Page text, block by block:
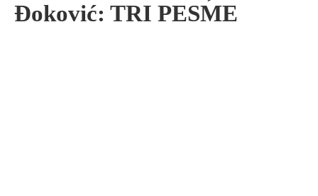
Đoković: TRI PESME